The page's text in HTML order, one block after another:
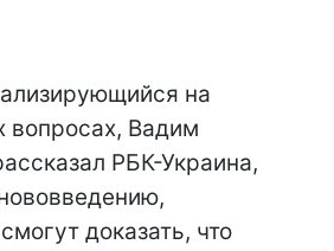
на
вопросах, Вадим
РБК-Украина,
доказать, что